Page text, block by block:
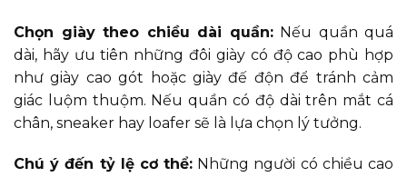
Chọn giày theo chiều dài quần:Nếu quần quá
dài, hãy ưu tiên những đôi giày có độ cao phù hợp
như giày cao gót hoặc giày đế độn để tránh cảm
giác luộm thuộm. Nếu quần có độ dài trên mắt cá
chân, sneaker hay loafer sẽ là lựa chọn lý tưởng.
Chú ý đến tỷ lệ cơ thể: Những người có chiều cao